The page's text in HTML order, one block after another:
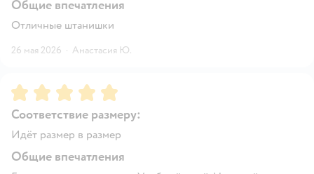
Общие впечатления
Отличные штанишки
26 мая 2026 · Анастасия Ю.
Рейтинг:5
Соответствие размеру:
Идёт размер в размер
Общие впечатления